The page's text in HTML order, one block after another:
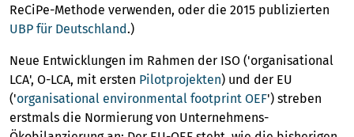
ReCiPe-Methode verwenden, oder die 2015 publizierten
UBP für Deutschland.)
Neue Entwicklungen im Rahmen der ISO ('organisational
LCA', O-LCA, mit ersten Pilotprojekten) und der EU
('organisational environmental footprint OEF') streben
erstmals die Normierung von Unternehmens-